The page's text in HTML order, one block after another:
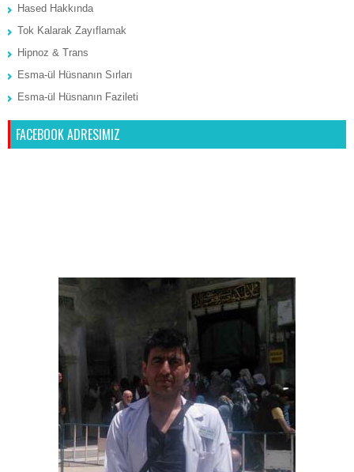
Hased Hakkında
Tok Kalarak Zayıflamak
Hipnoz & Trans
Esma-ül Hüsnanın Sırları
Esma-ül Hüsnanın Fazileti
FACEBOOK ADRESIMIZ